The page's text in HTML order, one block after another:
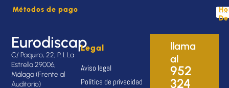
Métodos de pago
Eurodiscap
C/ Paquiro, 22, P. I. La
Estrella 29006,
Málaga (Frente al
Auditorio)
Legal
Aviso legal
Política de privacidad
llama
al
952
324